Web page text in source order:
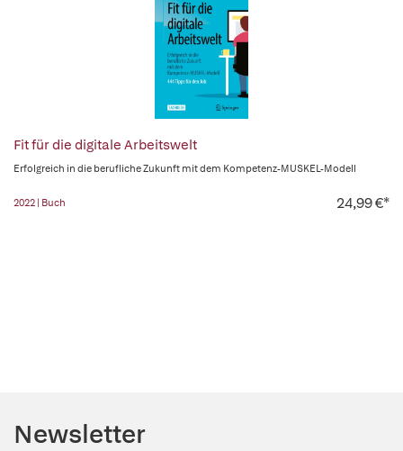
Fit für die digitale Arbeitswelt
Erfolgreich in die berufliche Zukunft mit dem Kompetenz-MUSKEL-Modell
2022 | Buch 24,99 €*
Newsletter